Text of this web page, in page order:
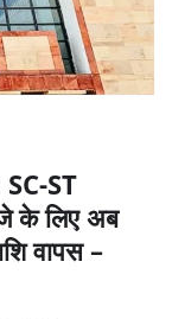
ST
के लिए अब
वापस –